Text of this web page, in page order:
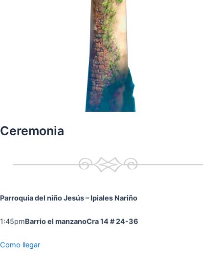
Ceremonia
Parroquia del niño Jesús– Ipiales Nariño
1:45pmBarrio el manzanoCra 14 # 24-36
Como llegar